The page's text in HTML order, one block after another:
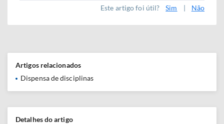
Este artigo foi útil? Sim | Não
Detalhes do artigo
Artigos relacionados
Dispensa de disciplinas